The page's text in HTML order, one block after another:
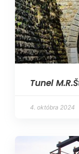
Tunel
4. októbra 2024